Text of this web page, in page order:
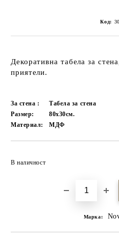
Код:
Декоративна табела за
приятели.
За стена :
Табела за стена
Размер:
80х30см.
Материал:
МДФ
В наличност
Марка: